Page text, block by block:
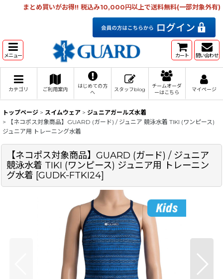
まとめ買いがお得!! 税込み10,000円以上で送料無料(一部対象外有)
メニュー カート 問い合わせ
カテゴリ ご利用案内
はじめての方
へ
スタッフblog
チームオーダ
ーはこちら
マイページ
トップページ > スイムウェア > ジュニアガールズ水着
>
【ネコポス対象商品】GUARD (ガード) / ジュニア 競泳水着 TIKI (ワンピース)
ジュニア用 トレーニング水着
【ネコポス対象商品】GUARD (ガード) / ジュニア
競泳水着 TIKI (ワンピース) ジュニア用 トレーニン
グ水着 [GUDK-FTKI24]